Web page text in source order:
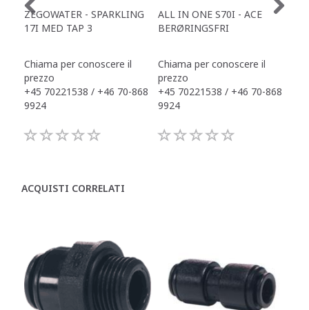
ZEGOWATER - SPARKLING
17I MED TAP 3
Chiama per conoscere il
prezzo
+45 70221538 / +46 70-868
9924
ALL IN ONE S70I - ACE
BERØRINGSFRI
Chiama per conoscere il
prezzo
+45 70221538 / +46 70-868
9924
ACQUISTI CORRELATI